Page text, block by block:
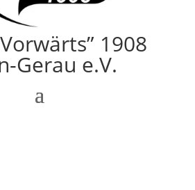
1908
Gerau e.V.